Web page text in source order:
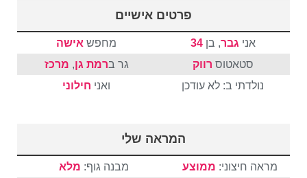
פרטים אישיים
אני גבר, בן34 מחפש אישה
סטאטוס רווק גר ברמת גן, מרכז
נולדתי ב: לא עודכן
ואני חילוני
המראה שלי
מראה חיצוני: ממוצע מבנה גוף: מלא